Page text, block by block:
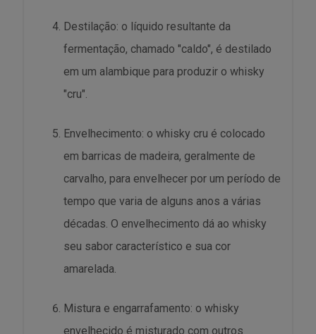
Destilação: o líquido resultante da
fermentação, chamado "caldo", é destilado
em um alambique para produzir o whisky
"cru".
Envelhecimento: o whisky cru é colocado
em barricas de madeira, geralmente de
carvalho, para envelhecer por um período de
tempo que varia de alguns anos a várias
décadas. O envelhecimento dá ao whisky
seu sabor característico e sua cor
amarelada.
Mistura e engarrafamento: o whisky
envelhecido é misturado com outros